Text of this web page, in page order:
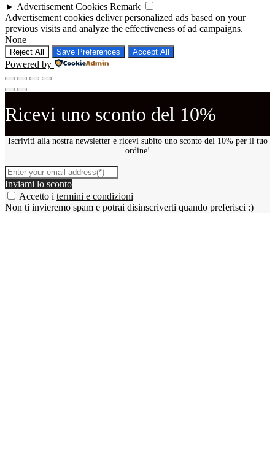
► Advertisement Cookies Remark
Advertisement cookies deliver personalized ads based on your
previous visits and analyze the effectiveness of ad campaigns.
None
Reject All Save Preferences Accept All
Powered by
Ricevi uno sconto del 10%
Iscriviti alla nostra newsletter e ricevi subito uno sconto del 10% per il tuo
ordine!
Inviami lo sconto
Accetto i termini e condizioni
Non ti invieremo spam e potrai disinscriverti quando preferisci :)